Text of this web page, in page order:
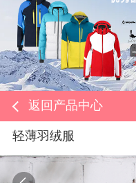
返回产品中心
轻薄羽绒服